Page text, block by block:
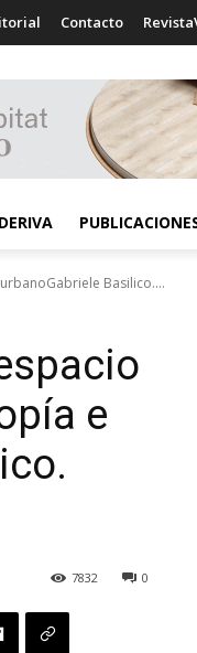
Contacto
DERIVA
Basilico....
e
0
7832